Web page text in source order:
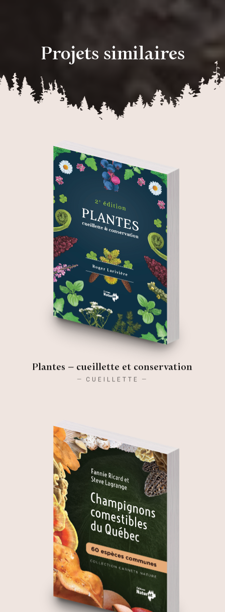
Projets similaires
Plantes – cueillette et conservation
CUEILLETTE